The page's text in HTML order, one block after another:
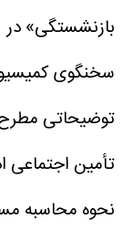
بازنشستگی»
سخنگوی
توضیحاتی مطرح
تأمین اجتماعی
نحوه محاسبه